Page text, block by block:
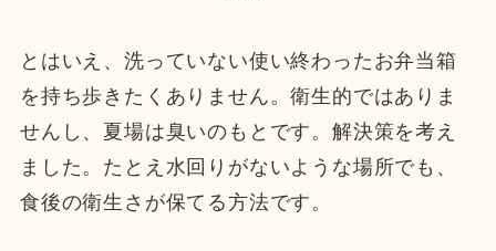
とはいえ、洗っていない使い終わったお弁当箱
を持ち歩きたくありません。衛生的ではありま
せんし、夏場は臭いのもとです。解決策を考え
ました。たとえ水回りがないような場所でも、
食後の衛生さが保てる方法です。